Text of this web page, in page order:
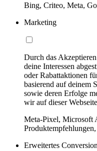
Bing, Criteo, Meta,
Marketing
Durch das
deine Interessen
oder Rabattaktionen
basierend auf deinem
sowie deren Erfolge
wir auf dieser
Meta-Pixel, Microsoft
Erweitertes